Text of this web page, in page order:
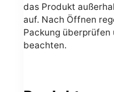
das Produkt
auf. Nach Öffnen
Packung
beachten.